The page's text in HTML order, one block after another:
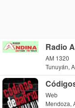
Radio
AM 1320
Tunuyán,
Web
Mendoza,